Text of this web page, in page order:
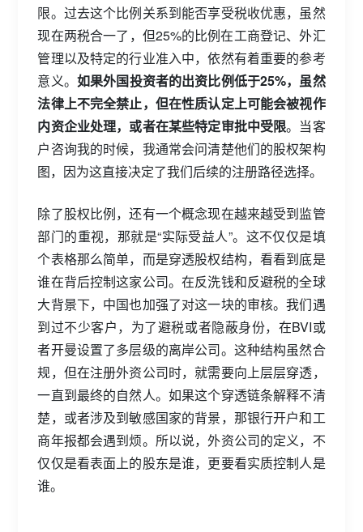
限。过去这个比例关系到能否享受税收优惠，虽然
现在两税合一了，但25%的比例在工商登记、外汇
管理以及特定的行业准入中，依然有着重要的参考
意义。 如果外国投资者的出资比例低于25%，虽然
法律上不完全禁止，但在性质认定上可能会被视作
内资企业处理，或者在某些特定审批中受限。当客
户咨询我的时候，我通常会问清楚他们的股权架构
图，因为这直接决定了我们后续的注册路径选择。
除了股权比例，还有一个概念现在越来越受到监管
部门的重视，那就是“实际受益人”。这不仅仅是填
个表格那么简单，而是穿透股权结构，看看到底是
谁在背后控制这家公司。在反洗钱和反避税的全球
大背景下，中国也加强了对这一块的审核。我们遇
到过不少客户，为了避税或者隐蔽身份，在BVI或
者开曼设置了多层级的离岸公司。这种结构虽然合
规，但在注册外资公司时，就需要向上层层穿透，
一直到最终的自然人。如果这个穿透链条解释不清
楚，或者涉及到敏感国家的背景，那银行开户和工
商年报都会遇到烦。所以说，外资公司的定义，不
仅仅是看表面上的股东是谁，更要看实质控制人是
谁。